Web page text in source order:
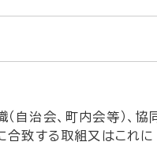
自治会、町内会等）、協
合致する取組又はこれに